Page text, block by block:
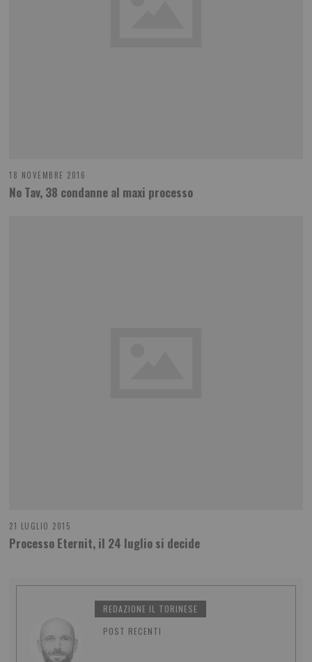
18 NOVEMBRE 2016
No Tav, 38 condanne al maxi processo
21 LUGLIO 2015
Processo Eternit, il 24 luglio si decide
REDAZIONE IL TORINESE
POST RECENTI